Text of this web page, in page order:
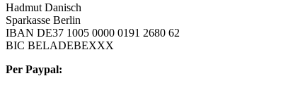
Hadmut Danisch
Sparkasse Berlin
IBAN DE37 1005 0000 0191 2680 62
BIC BELADEBEXXX
Per Paypal: